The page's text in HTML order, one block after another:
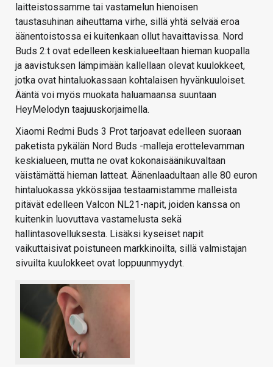
laitteistossamme tai vastamelun hienoisen
taustasuhinan aiheuttama virhe, sillä yhtä selvää eroa
äänentoistossa ei kuitenkaan ollut havaittavissa. Nord
Buds 2:t ovat edelleen keskialueeltaan hieman kuopalla
ja aavistuksen lämpimään kallellaan olevat kuulokkeet,
jotka ovat hintaluokassaan kohtalaisen hyvänkuuloiset.
Ääntä voi myös muokata haluamaansa suuntaan
HeyMelodyn taajuuskorjaimella.
Xiaomi Redmi Buds 3 Prot tarjoavat edelleen suoraan
paketista pykälän Nord Buds -malleja erottelevamman
keskialueen, mutta ne ovat kokonaisäänikuvaltaan
väistämättä hieman latteat. Äänenlaadultaan alle 80 euron
hintaluokassa ykkössijaa testaamistamme malleista
pitävät edelleen Valcon NL21-napit, joiden kanssa on
kuitenkin luovuttava vastamelusta sekä
hallintasovelluksesta. Lisäksi kyseiset napit
vaikuttaisivat poistuneen markkinoilta, sillä valmistajan
sivuilta kuulokkeet ovat loppuunmyydyt.